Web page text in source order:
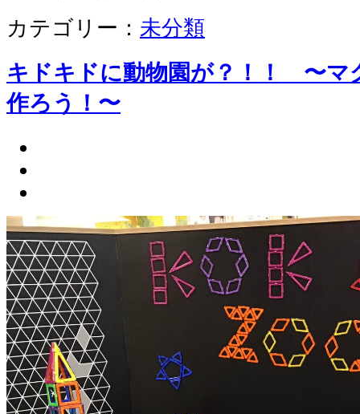
カテゴリー： 未分類
キドキドに動物園が？！！ 〜マ
作ろう！〜